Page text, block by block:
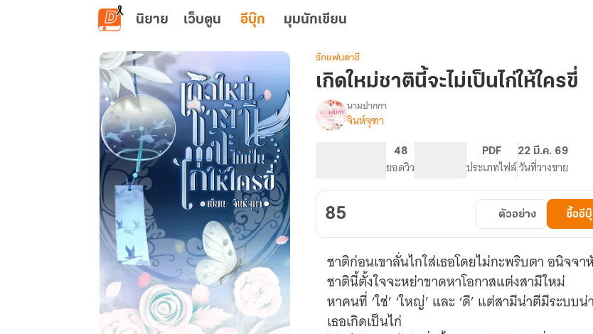
ข้ามไปยังเนื้อหาหลัก
นิยาย เว็บตูน อีบุ๊ก มุมนักเขียน
รักแฟนตาซี
เกิดใหม่ชาตินี้จะไม่เป็นไก่ให้ใครขี่
เรื่อง
เกิด
จะ
เป็น
ไก่
ใคร
นามปากกา
จินห์จุฑา
48
ยอดวิว
PDF
ประเภทไฟล์
22 มี.ค. 69
วันที่วางขาย
85 ตัวอย่าง ซื้ออี
ชาติก่อนเขาลั่นไกใส่เธอโดยไม่กะพริบตา อนิจจา
ชาตินี้ตั้งใจจะหย่าขาดหาโอกาสแต่งสามีใหม่
หาคนที่ ‘ใช่’ ‘ใหญ่’ และ ‘ดี’ แต่สามีน่าตีมีระบ
เธอเกิดเป็นไก่